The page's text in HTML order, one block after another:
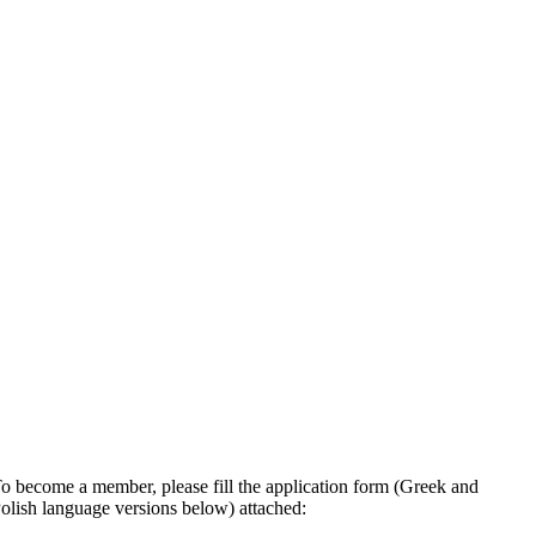
become a member, please fill the application form (Greek and
language versions below) attached: